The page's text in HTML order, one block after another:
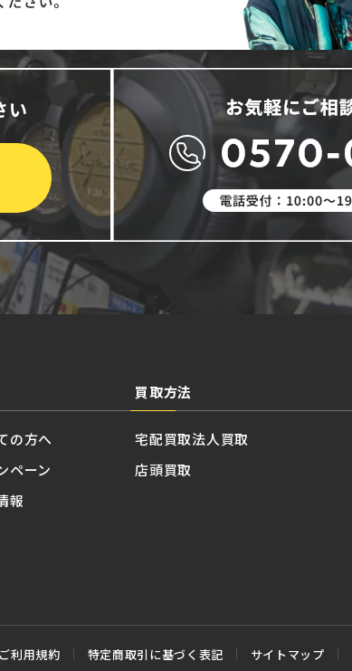
い
の方へ
ペーン
報
買取方法
宅配買取
店頭買取
法人買取
ご利用規約 特定商取引に基づく表記 サイトマップ